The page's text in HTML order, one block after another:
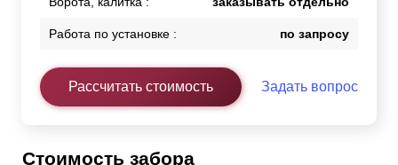
Работа по установке : по запросу
Рассчитать стоимость Задать вопрос
Стоимость забора